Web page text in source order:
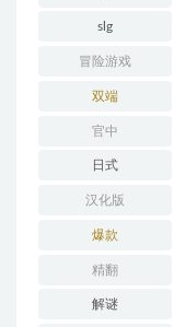
slg
冒险游戏
双端
官中
日式
汉化版
爆款
精翻
解谜